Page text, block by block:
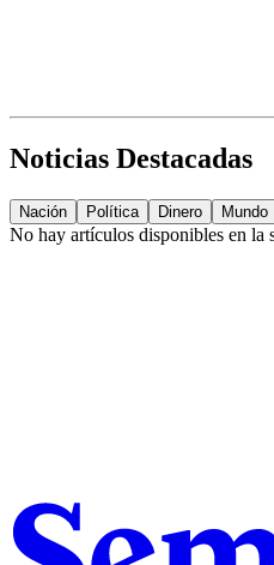
Noticias Destacadas
Nación Política Dinero Mundo
No hay artículos disponibles en la